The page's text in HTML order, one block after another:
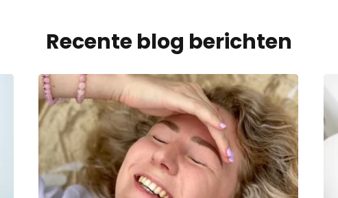
Recente blog berichten